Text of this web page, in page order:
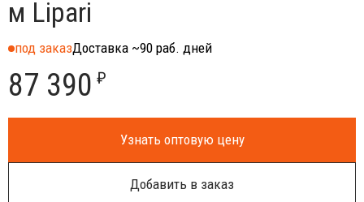
м Lipari
под заказДоставка ~90 раб. дней
87 390 ₽
Узнать оптовую цену
Добавить в заказ